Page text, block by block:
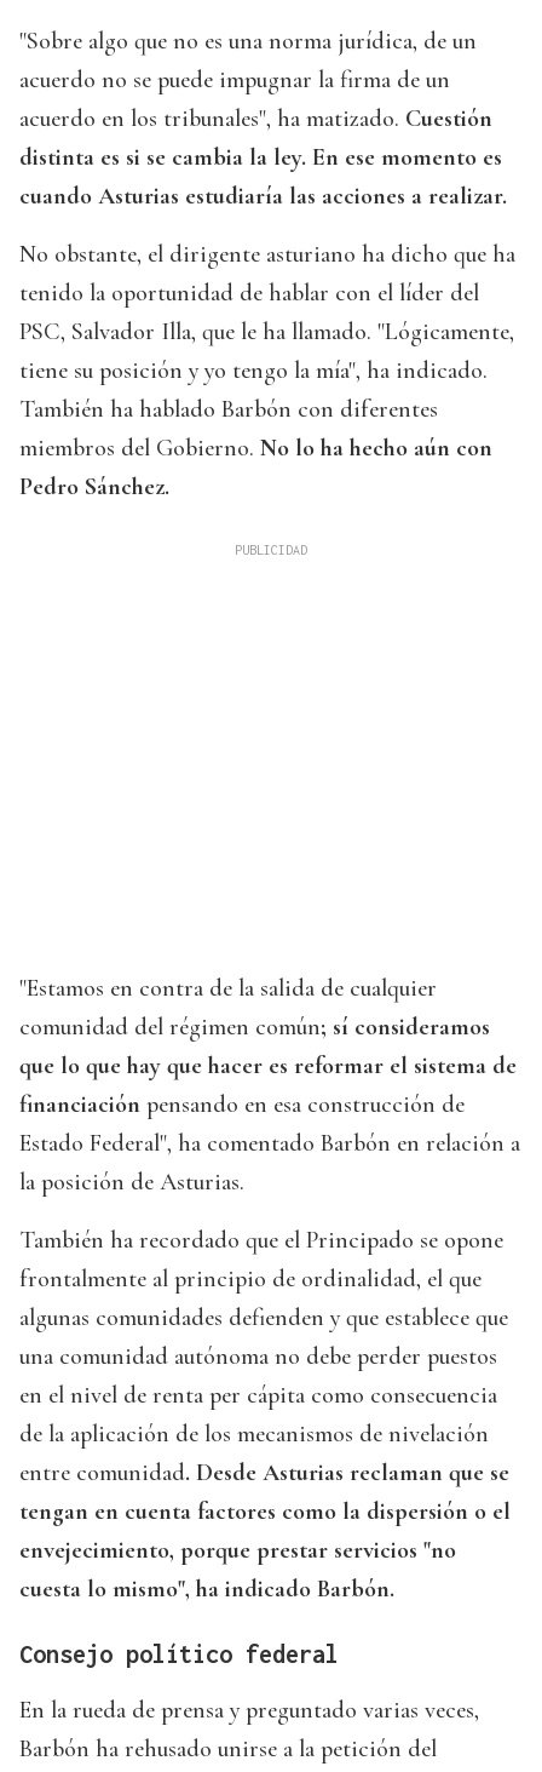
"Sobre algo que no es una norma jurídica, de un
acuerdo no se puede impugnar la firma de un
acuerdo en los tribunales", ha matizado. Cuestión
distinta es si se cambia la ley. En ese momento es
cuando Asturias estudiaría las acciones a realizar.
No obstante, el dirigente asturiano ha dicho que ha
tenido la oportunidad de hablar con el líder del
PSC, Salvador Illa, que le ha llamado. "Lógicamente,
tiene su posición y yo tengo la mía", ha indicado.
También ha hablado Barbón con diferentes
miembros del Gobierno. No lo ha hecho aún con
Pedro Sánchez.
"Estamos en contra de la salida de cualquier
comunidad del régimen común; sí consideramos
que lo que hay que hacer es reformar el sistema de
financiación pensando en esa construcción de
Estado Federal", ha comentado Barbón en relación a
la posición de Asturias.
También ha recordado que el Principado se opone
frontalmente al principio de ordinalidad, el que
algunas comunidades defienden y que establece que
una comunidad autónoma no debe perder puestos
en el nivel de renta per cápita como consecuencia
de la aplicación de los mecanismos de nivelación
entre comunidad. Desde Asturias reclaman que se
tengan en cuenta factores como la dispersión o el
envejecimiento, porque prestar servicios "no
cuesta lo mismo", ha indicado Barbón.
Consejo político federal
En la rueda de prensa y preguntado varias veces,
Barbón ha rehusado unirse a la petición del